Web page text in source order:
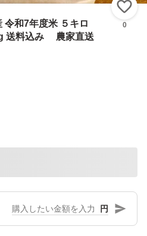
令和7年度米 ５キロ
送料込み 農家直送
0
円